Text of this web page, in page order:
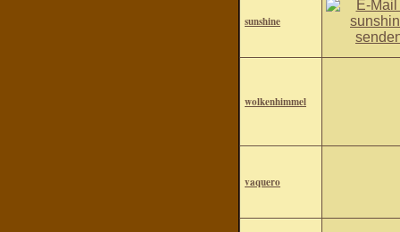
sunshine
wolkenhimmel
vaquero